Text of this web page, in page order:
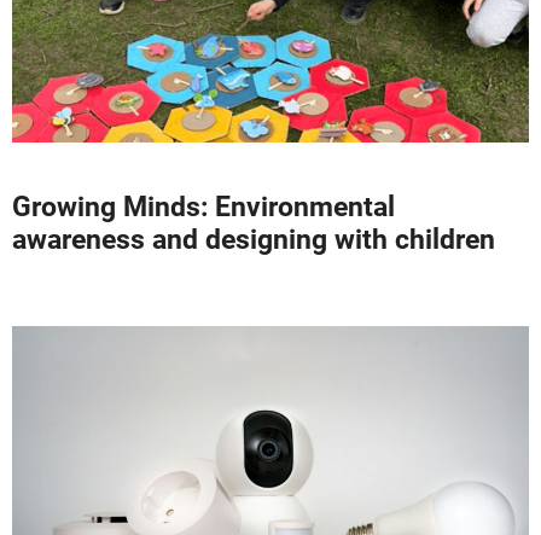
Growing Minds: Environmental
awareness and designing with children